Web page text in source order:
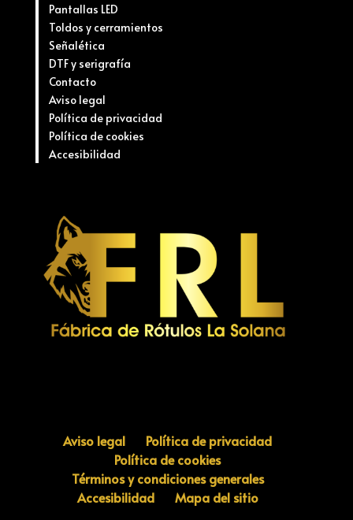
Pantallas LED
Toldos y cerramientos
Señalética
DTF y serigrafía
Contacto
Aviso legal
Política de privacidad
Política de cookies
Accesibilidad
Aviso legal
Política de privacidad
Política de cookies
Términos y condiciones generales
Accesibilidad
Mapa del sitio